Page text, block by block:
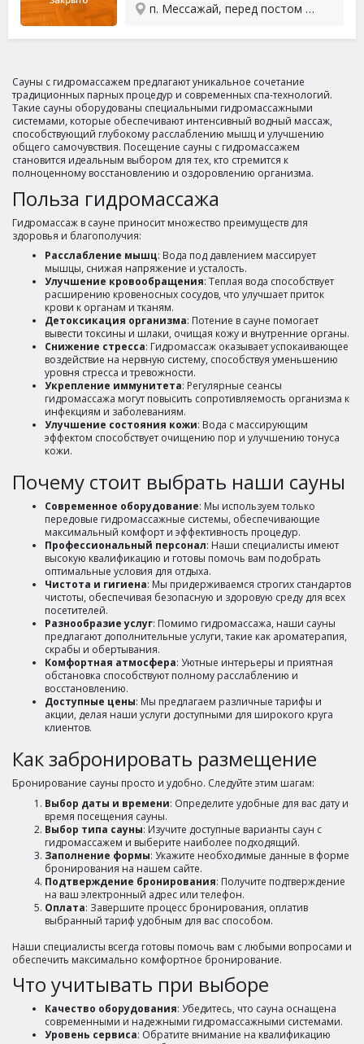
п. Мессажай, перед постом ГИБДД
Сауны с гидромассажем предлагают уникальное сочетание
традиционных парных процедур и современных спа-технологий.
Такие сауны оборудованы специальными гидромассажными
системами, которые обеспечивают интенсивный водный массаж,
способствующий глубокому расслаблению мышц и улучшению
общего самочувствия. Посещение сауны с гидромассажем
становится идеальным выбором для тех, кто стремится к
полноценному восстановлению и оздоровлению организма.
Польза гидромассажа
Гидромассаж в сауне приносит множество преимуществ для
здоровья и благополучия:
Расслабление мышц: Вода под давлением массирует
мышцы, снижая напряжение и усталость.
Улучшение кровообращения: Теплая вода способствует
расширению кровеносных сосудов, что улучшает приток
крови к органам и тканям.
Детоксикация организма: Потение в сауне помогает
вывести токсины и шлаки, очищая кожу и внутренние органы.
Снижение стресса: Гидромассаж оказывает успокаивающее
воздействие на нервную систему, способствуя уменьшению
уровня стресса и тревожности.
Укрепление иммунитета: Регулярные сеансы
гидромассажа могут повысить сопротивляемость организма к
инфекциям и заболеваниям.
Улучшение состояния кожи: Вода с массирующим
эффектом способствует очищению пор и улучшению тонуса
кожи.
Почему стоит выбрать наши сауны
Современное оборудование: Мы используем только
передовые гидромассажные системы, обеспечивающие
максимальный комфорт и эффективность процедур.
Профессиональный персонал: Наши специалисты имеют
высокую квалификацию и готовы помочь вам подобрать
оптимальные условия для отдыха.
Чистота и гигиена: Мы придерживаемся строгих стандартов
чистоты, обеспечивая безопасную и здоровую среду для всех
посетителей.
Разнообразие услуг: Помимо гидромассажа, наши сауны
предлагают дополнительные услуги, такие как ароматерапия,
скрабы и обертывания.
Комфортная атмосфера: Уютные интерьеры и приятная
обстановка способствуют полному расслаблению и
восстановлению.
Доступные цены: Мы предлагаем различные тарифы и
акции, делая наши услуги доступными для широкого круга
клиентов.
Как забронировать размещение
Бронирование сауны просто и удобно. Следуйте этим шагам:
Выбор даты и времени: Определите удобные для вас дату и
время посещения сауны.
Выбор типа сауны: Изучите доступные варианты саун с
гидромассажем и выберите наиболее подходящий.
Заполнение формы: Укажите необходимые данные в форме
бронирования на нашем сайте.
Подтверждение бронирования: Получите подтверждение
на ваш электронный адрес или телефон.
Оплата: Завершите процесс бронирования, оплатив
выбранный тариф удобным для вас способом.
Наши специалисты всегда готовы помочь вам с любыми вопросами и
обеспечить максимально комфортное бронирование.
Что учитывать при выборе
Качество оборудования: Убедитесь, что сауна оснащена
современными и надежными гидромассажными системами.
Уровень сервиса: Обратите внимание на квалификацию